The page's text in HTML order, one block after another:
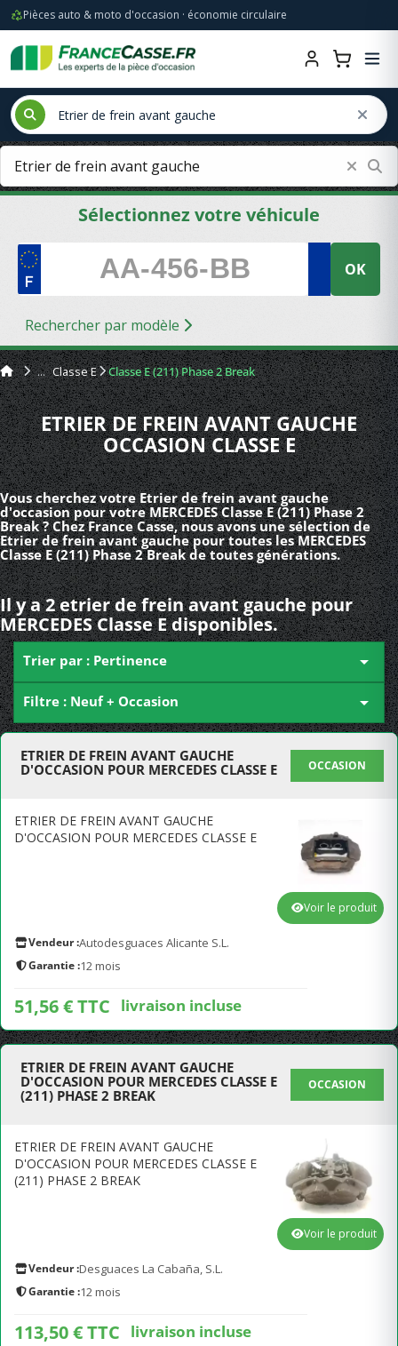
Pièces auto & moto d'occasion · économie circulaire
Sélectionnez votre véhicule
OK
Rechercher par modèle
Classe E Classe E (211) Phase 2 Break
ETRIER DE FREIN AVANT GAUCHE
OCCASION CLASSE E
Vous cherchez votre Etrier de frein avant gauche
d'occasion pour votre MERCEDES Classe E (211) Phase 2
Break ? Chez France Casse, nous avons une sélection de
Etrier de frein avant gauche pour toutes les MERCEDES
Classe E (211) Phase 2 Break de toutes générations.
Il y a 2 etrier de frein avant gauche pour
MERCEDES Classe E disponibles.
Trier par : Pertinence 
Filtre : Neuf + Occasion 
ETRIER DE FREIN AVANT GAUCHE
D'OCCASION POUR MERCEDES CLASSE E
OCCASION
ETRIER DE FREIN AVANT GAUCHE
D'OCCASION POUR MERCEDES CLASSE E
Vendeur :Autodesguaces Alicante S.L.
Garantie :12 mois
51,56 € TTC livraison incluse
Voir le produit
ETRIER DE FREIN AVANT GAUCHE
D'OCCASION POUR MERCEDES CLASSE E
(211) PHASE 2 BREAK
OCCASION
ETRIER DE FREIN AVANT GAUCHE
D'OCCASION POUR MERCEDES CLASSE E
(211) PHASE 2 BREAK
Vendeur :Desguaces La Cabaña, S.L.
Garantie :12 mois
113,50 € TTC livraison incluse
Voir le produit